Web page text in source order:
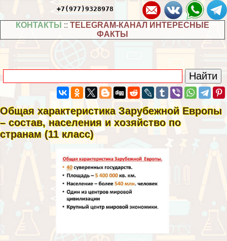
+7(977)9328978
КОНТАКТЫ :: TELEGRAM-КАНАЛ ИНТЕРЕСНЫЕ
ФАКТЫ
Общая хаpaктеристика Зарубежной Европы
– состав, населения и хозяйство по
странам (11 класс)